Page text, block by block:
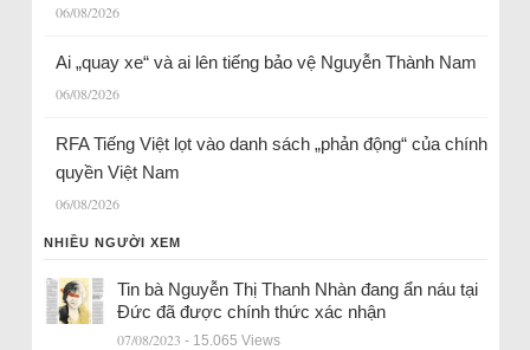
06/08/2026
Ai „quay xe“ và ai lên tiếng bảo vệ Nguyễn Thành Nam
06/08/2026
RFA Tiếng Việt lọt vào danh sách „phản động“ của chính
quyền Việt Nam
06/08/2026
NHIỀU NGƯỜI XEM
Tin bà Nguyễn Thị Thanh Nhàn đang ẩn náu tại
Đức đã được chính thức xác nhận
07/08/2023 - 15.065 Views